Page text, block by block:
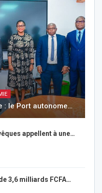
: le Port autonome…
appellent à une…
3,6 milliards FCFA…